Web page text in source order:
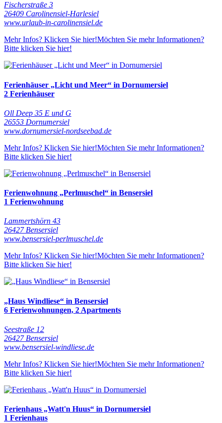
Fischerstraße 3
26409 Carolinensiel-Harlesiel
www.urlaub-in-carolinensiel.de
Mehr Infos? Klicken Sie hier!Möchten Sie mehr Informationen?
Bitte klicken Sie hier!
Ferienhäuser „Licht und Meer“ in Dornumersiel
2 Ferienhäuser
Oll Deep 35 E und G
26553 Dornumersiel
www.dornumersiel-nordseebad.de
Mehr Infos? Klicken Sie hier!Möchten Sie mehr Informationen?
Bitte klicken Sie hier!
Ferienwohnung „Perlmuschel“ in Bensersiel
1 Ferienwohnung
Lammertshörn 43
26427 Bensersiel
www.bensersiel-perlmuschel.de
Mehr Infos? Klicken Sie hier!Möchten Sie mehr Informationen?
Bitte klicken Sie hier!
„Haus Windliese“ in Bensersiel
6 Ferienwohnungen, 2 Apartments
Seestraße 12
26427 Bensersiel
www.bensersiel-windliese.de
Mehr Infos? Klicken Sie hier!Möchten Sie mehr Informationen?
Bitte klicken Sie hier!
Ferienhaus „Watt'n Huus“ in Dornumersiel
1 Ferienhaus